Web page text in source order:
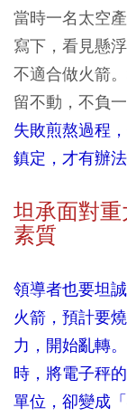
當時一名太空
寫下，看見懸
不適合做火箭
留不動，不負
失敗煎熬過程
鎮定，才有辦
坦承面對
素質
領導者也要坦
火箭，預計要
力，開始亂轉
時，將電子秤
單位，卻變成